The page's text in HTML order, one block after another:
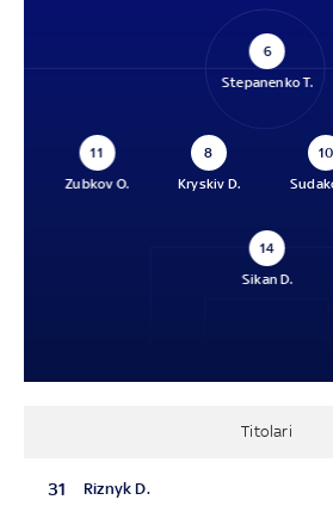
6
Stepanenko T.
11
Zubkov O.
8
Kryskiv D.
10
14
Sikan D.
Titolari
31 Riznyk D.